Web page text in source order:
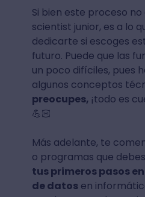
Si bien este proceso
scientist junior, es a lo
dedicarte si escoges
futuro. Puede que las
un poco difíciles, pues
algunos conceptos
preocupes, ¡todo es
💪🏻
Más adelante, te
o programas que
tus primeros pasos
de datosen